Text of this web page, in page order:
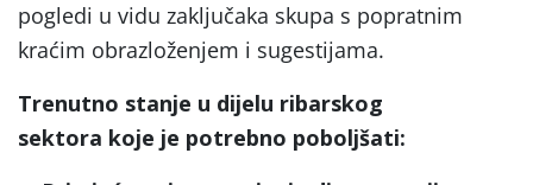
pogledi u vidu zaključaka skupa s popratnim
kraćim obrazloženjem i sugestijama.
Trenutno stanje u dijelu ribarskog
sektora koje je potrebno poboljšati: